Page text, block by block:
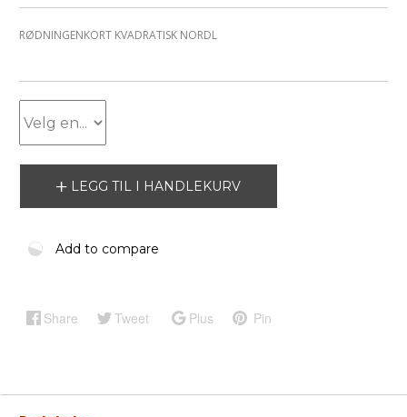
RØDNINGENKORT KVADRATISK NORDL
LEGG TIL I HANDLEKURV
Add to compare
Share Tweet Plus Pin